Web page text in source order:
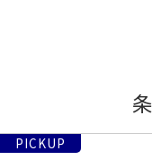
PICKUP